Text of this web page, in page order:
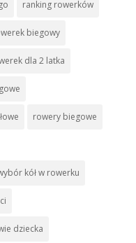
ranking rowerków
biegowy
dla 2 latka
rowery biegowe
kół w rowerku
dziecka